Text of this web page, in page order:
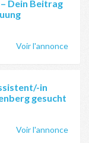
Dein Beitrag
Voir l'annonce
in
gesucht
Voir l'annonce